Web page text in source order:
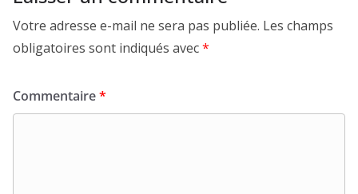
Votre adresse e-mail ne sera pas publiée. Les champs
obligatoires sont indiqués avec*
Commentaire*